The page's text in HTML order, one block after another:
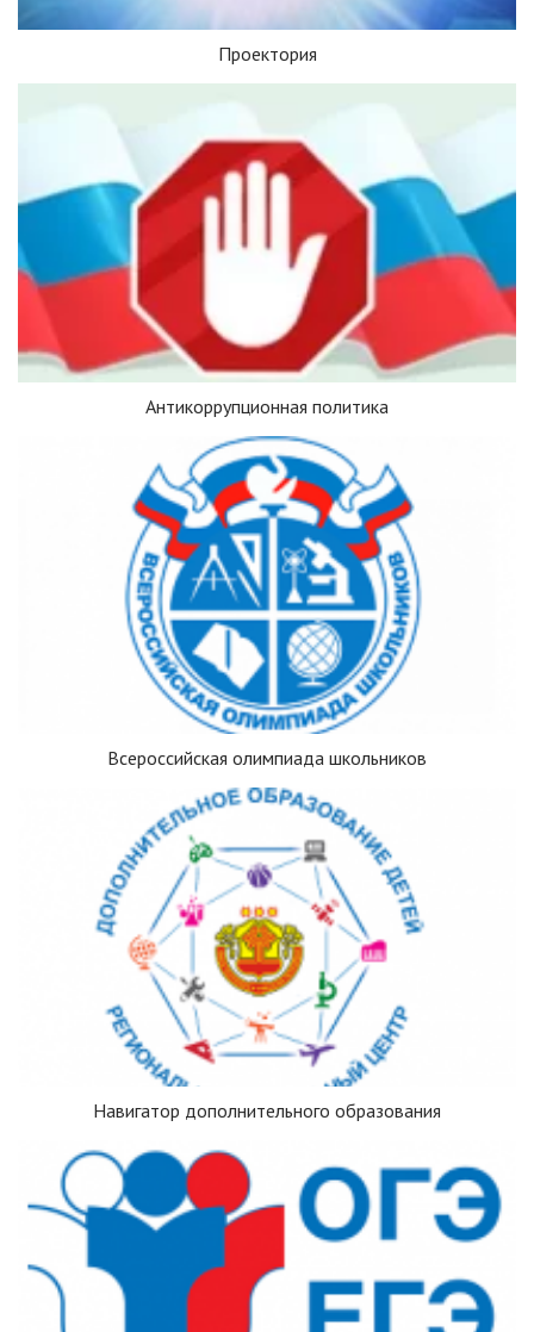
Проектория
Антикоррупционная политика
Всероссийская олимпиада школьников
Навигатор дополнительного образования